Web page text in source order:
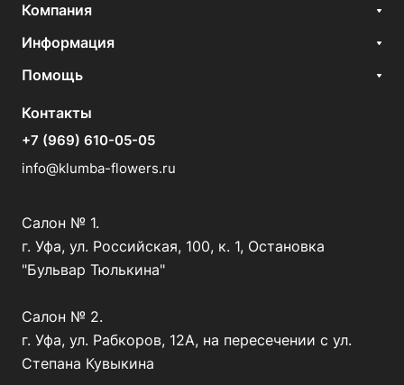
Компания
Информация
Помощь
Контакты
+7 (969) 610-05-05
info@klumba-flowers.ru
Салон № 1.
г. Уфа, ул. Российская, 100, к. 1, Остановка
"Бульвар Тюлькина"
Салон № 2.
г. Уфа, ул. Рабкоров, 12А, на пересечении с ул.
Степана Кувыкина